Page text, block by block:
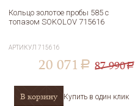
Кольцо золотое пробы 585 с
топазом SOKOLOV 715616
АРТИКУЛ 715616
20 071 a 87 990a
В корзину Купить в один клик